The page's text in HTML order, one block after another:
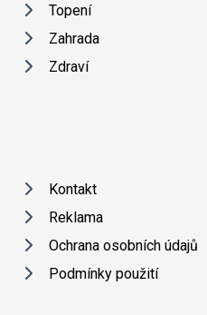
Topení
Zahrada
Zdraví
Kontakt
Reklama
Ochrana osobních údajů
Podmínky použití